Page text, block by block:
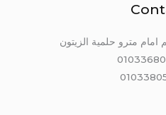
مترو حلمية الزيتون